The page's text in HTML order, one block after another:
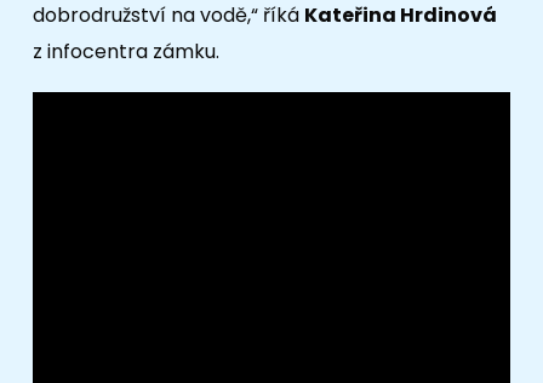
dobrodružství na vodě,“ říká Kateřina Hrdinová
z infocentra zámku.